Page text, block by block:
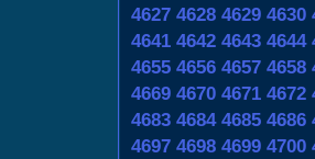
4627 4628 4629 4630
4641 4642 4643 4644
4655 4656 4657 4658
4669 4670 4671 4672
4683 4684 4685 4686
4697 4698 4699 4700